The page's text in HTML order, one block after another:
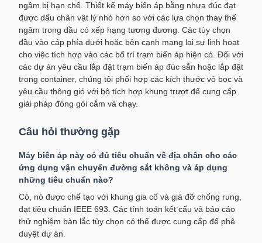
ngầm bị hạn chế. Thiết kế máy biến áp bằng nhựa đúc đạt
được dấu chân vật lý nhỏ hơn so với các lựa chọn thay thế
ngâm trong dầu có xếp hạng tương đương. Các tùy chọn
đầu vào cáp phía dưới hoặc bên cạnh mang lại sự linh hoạt
cho việc tích hợp vào các bố trí trạm biến áp hiện có. Đối với
các dự án yêu cầu lắp đặt trạm biến áp đúc sẵn hoặc lắp đặt
trong container, chúng tôi phối hợp các kích thước vỏ bọc và
yêu cầu thông gió với bộ tích hợp khung trượt để cung cấp
giải pháp đóng gói cắm và chạy.
Câu hỏi thường gặp
Máy biến áp này có đủ tiêu chuẩn về địa chấn cho các
ứng dụng vận chuyển đường sắt không và áp dụng
những tiêu chuẩn nào?
Có, nó được chế tạo với khung gia cố và giá đỡ chống rung,
đạt tiêu chuẩn IEEE 693. Các tính toán kết cấu và báo cáo
thử nghiệm bàn lắc tùy chọn có thể được cung cấp để phê
duyệt dự án.